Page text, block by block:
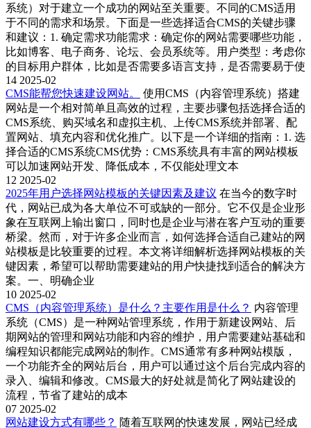
系统）对于建立一个成功的网站至关重要。不同的CMS适用
于不同的需求和场景。下面是一些选择适合CMS的关键步骤
和建议：1. 确定需求功能需求：确定你的网站需要哪些功能，
比如博客、电子商务、论坛、会员系统等。用户类型：考虑你
的目标用户群体，比如是否需要多语言支持，是否需要易于使
14 2025-02
CMS能帮您快速建设网站。
使用CMS（内容管理系统）搭建
网站是一个相对简单且高效的过程，主要步骤包括选择合适的
CMS系统、购买域名和虚拟主机、上传CMS系统并部署、配
置网站、填充内容和优化推广。以下是一个详细的指南：1. 选
择合适的CMS系统CMS优势‌：CMS系统具有丰富的网站模板
可以加速网站开发、降低成本，不仅能处理文本
12 2025-02
2025年用户选择网站模板的关键因素及建议 在当今的数字时
代，网站已成为各大单位不可或缺的一部分。它不仅是企业形
象在互联网上输出窗口，同时也是企业与潜在客户互动的重要
桥梁。然而，对于许多企业而言，如何选择合适自己建站的网
站模板是比较重要的过程。本文将详细解析选择网站模板的关
键因素，希望可以帮助需要建站的用户快捷找到适合的解决方
案。一、明确企业
10 2025-02
CMS（内容管理系统）是什么？主要作用是什么？ 内容管理
系统（CMS）是一种网站管理系统，作用于新建设网站、后
期网站的管理和网站功能和内容的维护，用户需要建站基础和
编程知识都能完成网站的制作。CMS通常有多种网站模版，
一个功能齐全的网站后台，用户可以通过这个后台完成内容的
录入、编辑和修改。CMS最大的好处就是简化了网站建设的
流程，节省了建站的成本
07 2025-02
网站建设方式有哪些？ 随着互联网的快速发展，网站已经成